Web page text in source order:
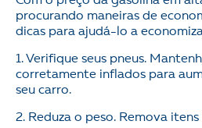
procurando maneiras de
dicas para ajudá-lo a
1. Verifique seus pneus.
corretamente inflados para
seu carro.
2. Reduza o peso. Remova